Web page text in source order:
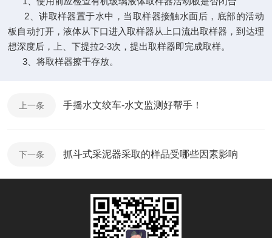
2、讲取样器置于水中，当取样器接触水面后，底部的活动
板自动打开，液体从下口进入取样器从上口流出取样器，到达理
想深度后，上、下提拉2-3次，提出取样器即完成取样。
3、将取样器擦干存放。
上一条 手摇水文绞车-水文监测好帮手！
下一条 抓斗式采泥器采取的样品受哪些因素影响